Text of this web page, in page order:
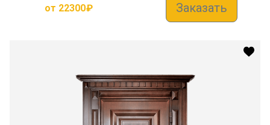
от 22300₽ Заказать